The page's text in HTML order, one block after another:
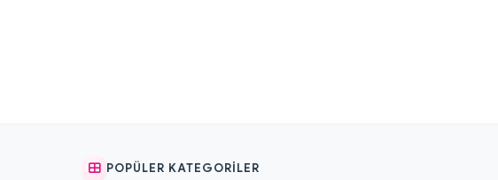
POPÜLER KATEGORILER